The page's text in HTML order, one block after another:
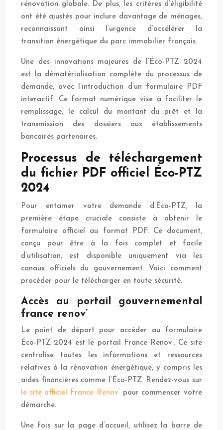
rénovation globale. De plus, les critères d’éligibilité
ont été ajustés pour inclure davantage de ménages,
reconnaissant ainsi l’urgence d’accélérer la
transition énergétique du parc immobilier français.
Une des innovations majeures de l’Éco-PTZ 2024
est la dématérialisation complète du processus de
demande, avec l’introduction d’un formulaire PDF
interactif. Ce format numérique vise à faciliter le
remplissage, le calcul du montant du prêt et la
transmission des dossiers aux établissements
bancaires partenaires.
Processus de téléchargement
du fichier PDF officiel Éco-PTZ
2024
Pour entamer votre demande d’Éco-PTZ, la
première étape cruciale consiste à obtenir le
formulaire officiel au format PDF. Ce document,
conçu pour être à la fois complet et facile
d’utilisation, est disponible uniquement via les
canaux officiels du gouvernement. Voici comment
procéder pour le télécharger en toute sécurité.
Accès au portail gouvernemental
france renov’
Le point de départ pour accéder au formulaire
Éco-PTZ 2024 est le portail France Renov’. Ce site
centralise toutes les informations et ressources
relatives à la rénovation énergétique, y compris les
aides financières comme l’Éco-PTZ. Rendez-vous sur
le site officiel France Renov’ pour commencer votre
démarche.
Une fois sur la page d’accueil, utilisez la barre de